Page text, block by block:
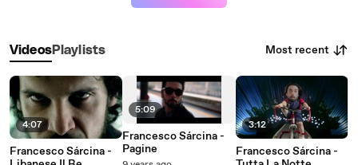
VideosPlaylists Most recent
4:07
Francesco Sárcina -
5:09
Francesco Sárcina -
Pagine
3:12
Francesco Sárcina -